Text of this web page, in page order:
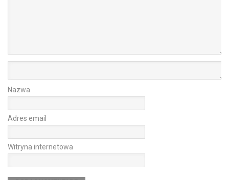
Nazwa
Adres email
Witryna internetowa